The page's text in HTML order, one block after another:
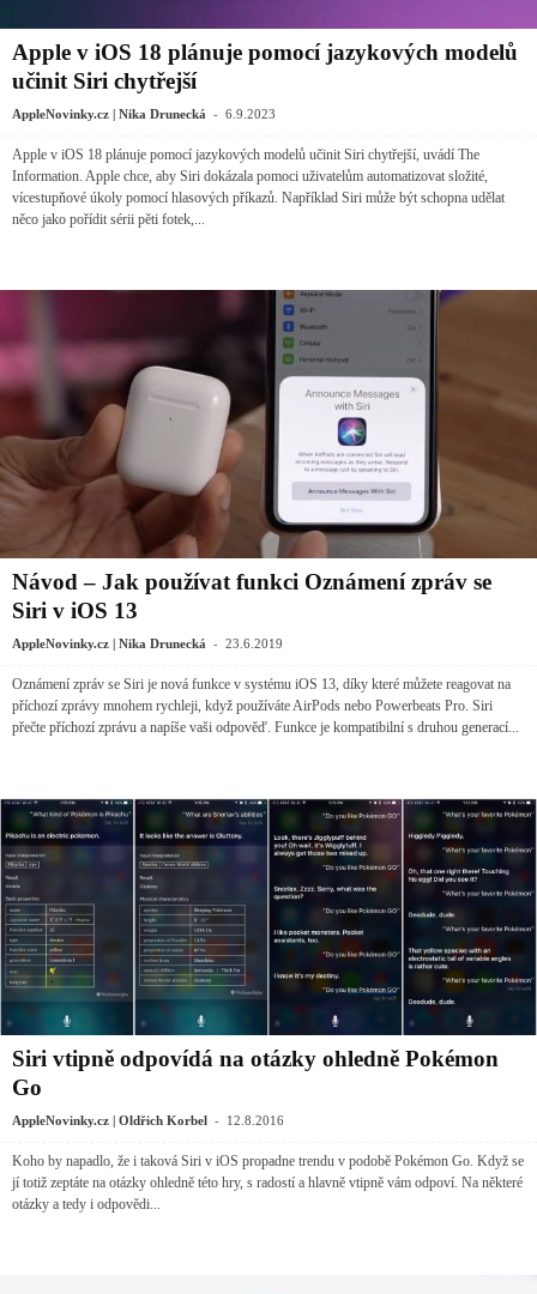
Apple v iOS 18 plánuje pomocí jazykových modelů
učinit Siri chytřejší
AppleNovinky.cz | Nika Drunecká - 6.9.2023
Apple v iOS 18 plánuje pomocí jazykových modelů učinit Siri chytřejší, uvádí The
Information. Apple chce, aby ‌Siri‌ dokázala pomoci uživatelům automatizovat složité,
vícestupňové úkoly pomocí hlasových příkazů. Například ‌Siri‌ může být schopna udělat
něco jako pořídit sérii pěti fotek,...
Návod – Jak používat funkci Oznámení zpráv se
Siri v iOS 13
AppleNovinky.cz | Nika Drunecká - 23.6.2019
Oznámení zpráv se Siri je nová funkce v systému iOS 13, díky které můžete reagovat na
příchozí zprávy mnohem rychleji, když používáte AirPods nebo Powerbeats Pro. Siri
přečte příchozí zprávu a napíše vaši odpověď. Funkce je kompatibilní s druhou generací...
Siri vtipně odpovídá na otázky ohledně Pokémon
Go
AppleNovinky.cz | Oldřich Korbel - 12.8.2016
Koho by napadlo, že i taková Siri v iOS propadne trendu v podobě Pokémon Go. Když se
jí totiž zeptáte na otázky ohledně této hry, s radostí a hlavně vtipně vám odpoví. Na některé
otázky a tedy i odpovědi...